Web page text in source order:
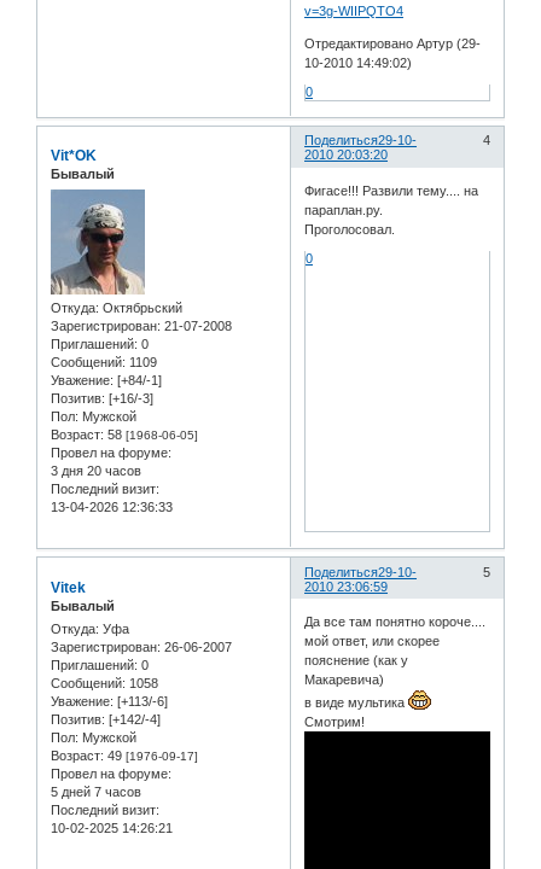
v=3g-WIIPQTO4
Отредактировано Артур (29-
10-2010 14:49:02)
0
Поделиться 4
29-10-
2010 20:03:20
Vit*OK
Бывалый
Откуда: Oктябрьский
Зарегистрирован: 21-07-2008
Приглашений: 0
Сообщений: 1109
Уважение: [+84/-1]
Позитив: [+16/-3]
Пол: Мужской
Возраст: 58 [1968-06-05]
Провел на форуме:
3 дня 20 часов
Последний визит:
13-04-2026 12:36:33
Фигасе!!! Развили тему.... на
параплан.ру.
Проголосовал.
0
Поделиться 5
29-10-
2010 23:06:59
Vitek
Бывалый
Откуда: Уфа
Зарегистрирован: 26-06-2007
Приглашений: 0
Сообщений: 1058
Уважение: [+113/-6]
Позитив: [+142/-4]
Пол: Мужской
Возраст: 49 [1976-09-17]
Провел на форуме:
5 дней 7 часов
Последний визит:
10-02-2025 14:26:21
Да все там понятно короче....
мой ответ, или скорее
пояснение (как у
Макаревича)
в виде мультика
Смотрим!